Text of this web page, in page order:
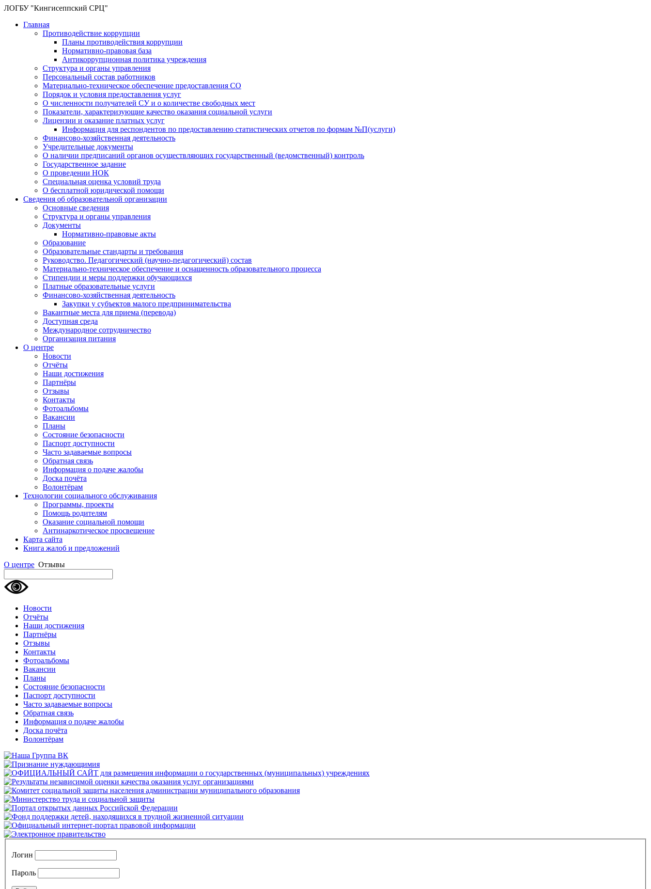
ЛОГБУ "Кингисеппский СРЦ"
Главная
Противодействие коррупции
Планы противодействия коррупции
Нормативно-правовая база
Антикоррупционная политика учреждения
Структура и органы управления
Персональный состав работников
Материально-техническое обеспечение предоставления СО
Порядок и условия предоставления услуг
О численности получателей СУ и о количестве свободных мест
Показатели, характеризующие качество оказания социальной услуги
Лицензии и оказание платных услуг
Информация для респондентов по предоставлению статистических отчетов по формам №П(услуги)
Финансово-хозяйственная деятельность
Учредительные документы
О наличии предписаний органов осуществляющих государственный (ведомственный) контроль
Государственное задание
О проведении НОК
Специальная оценка условий труда
О бесплатной юридической помощи
Сведения об образовательной организации
Основные сведения
Структура и органы управления
Документы
Нормативно-правовые акты
Образование
Образовательные стандарты и требования
Руководство. Педагогический (научно-педагогический) состав
Материально-техническое обеспечение и оснащенность образовательного процесса
Стипендии и меры поддержки обучающихся
Платные образовательные услуги
Финансово-хозяйственная деятельность
Закупки у субъектов малого предпринимательства
Вакантные места для приема (перевода)
Доступная среда
Международное сотрудничество
Организация питания
О центре
Новости
Отчёты
Наши достижения
Партнёры
Отзывы
Контакты
Фотоальбомы
Вакансии
Планы
Состояние безопасности
Паспорт доступности
Часто задаваемые вопросы
Обратная связь
Информация о подаче жалобы
Доска почёта
Волонтёрам
Технологии социального обслуживания
Программы, проекты
Помощь родителям
Оказание социальной помощи
Антинаркотическое просвещение
Карта сайта
Книга жалоб и предложений
О центре Отзывы
Новости
Отчёты
Наши достижения
Партнёры
Отзывы
Контакты
Фотоальбомы
Вакансии
Планы
Состояние безопасности
Паспорт доступности
Часто задаваемые вопросы
Обратная связь
Информация о подаче жалобы
Доска почёта
Волонтёрам
Логин
Пароль